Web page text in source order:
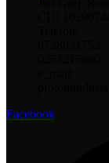
Facebook